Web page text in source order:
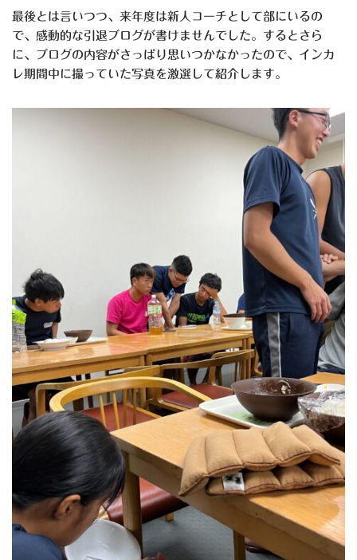
最後とは言いつつ、来年度は新人コーチとして部にいるの
で、感動的な引退ブログが書けませんでした。するとさら
に、ブログの内容がさっぱり思いつかなかったので、インカ
レ期間中に撮っていた写真を激選して紹介します。